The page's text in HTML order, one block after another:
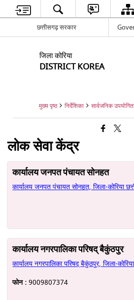
छत्तीसगढ़ सरकार
जिला कोरिया
DISTRICT KOREA
मुख्य पृष्ठ निर्देशिका सार्वजनिक
लोक सेवा केंद्र
कार्यालय जनपत पंचायत सोनहत
कार्यालय जनपत पंचायत सोनहत, जिला-कोरिया
कार्यालय नगरपालिका परिषद् बैकुंठपुर
कार्यालय नगरपालिका परिषद् बैकुंठपुर, जिला-
फोन :9009807374